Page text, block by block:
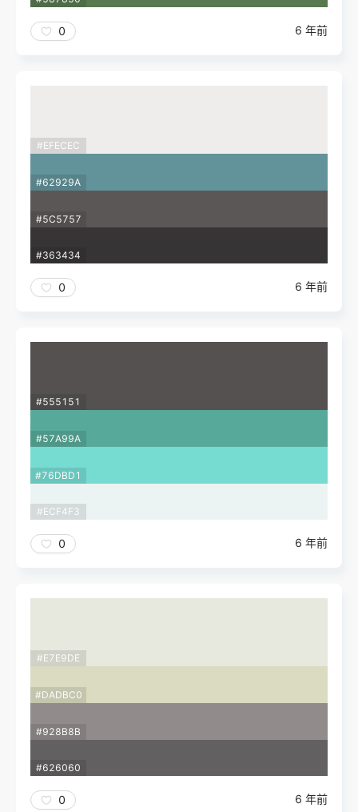
0 6 年前
#EFECEC
#62929A
#5C5757
#363434
0 6 年前
#555151
#57A99A
#76DBD1
#ECF4F3
0 6 年前
#E7E9DE
#DADBC0
#928B8B
#626060
0 6 年前